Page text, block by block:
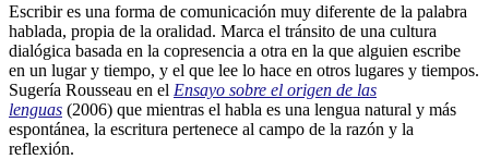
Escribir es una forma de comunicación muy diferente de la palabra
hablada, propia de la oralidad. Marca el tránsito de una cultura
dialógica basada en la copresencia a otra en la que alguien escribe
en un lugar y tiempo, y el que lee lo hace en otros lugares y tiempos.
Sugería Rousseau en el Ensayo sobre el origen de las
lenguas (2006) que mientras el habla es una lengua natural y más
espontánea, la escritura pertenece al campo de la razón y la
reflexión.